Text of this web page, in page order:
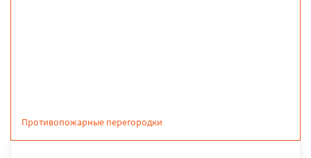
Противопожарные перегородки